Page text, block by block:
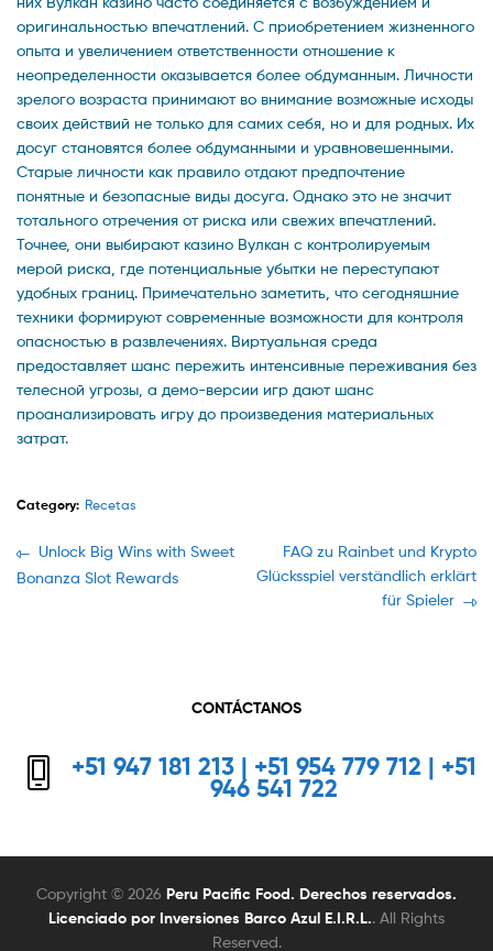
оригинальностью впечатлений. С приобретением жизненного
опыта и увеличением ответственности отношение к
неопределенности оказывается более обдуманным. Личности
зрелого возраста принимают во внимание возможные исходы
своих действий не только для самих себя, но и для родных. Их
досуг становятся более обдуманными и уравновешенными.
Старые личности как правило отдают предпочтение
понятные и безопасные виды досуга. Однако это не значит
тотального отречения от риска или свежих впечатлений.
Точнее, они выбирают казино Вулкан с контролируемым
мерой риска, где потенциальные убытки не переступают
удобных границ. Примечательно заметить, что сегодняшние
техники формируют современные возможности для контроля
опасностью в развлечениях. Виртуальная среда
предоставляет шанс пережить интенсивные переживания без
телесной угрозы, а демо-версии игр дают шанс
проанализировать игру до произведения материальных
затрат.
Category: Recetas
Navegación
de
Previous
post:
Unlock Big Wins with Sweet
Bonanza Slot Rewards
Next
post:
FAQ zu Rainbet und Krypto
Glücksspiel verständlich erklärt
für Spieler
CONTÁCTANOS
+51 947 181 213 | +51 954 779 712 | +51
946 541 722
Copyright © 2026 Peru Pacific Food. Derechos reservados.
Licenciado por Inversiones Barco Azul E.I.R.L.. All Rights
Reserved.